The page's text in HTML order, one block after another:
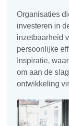
Organisaties
investeren in
inzetbaarheid
persoonlijke
Inspiratie,
om aan de
ontwikkeling